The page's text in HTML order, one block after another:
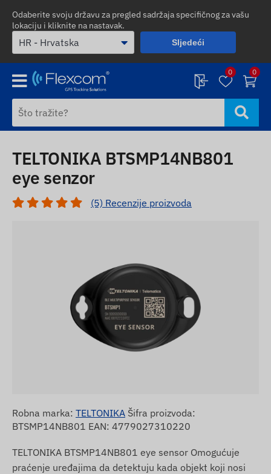
Odaberite svoju državu za pregled sadržaja specifičnog za vašu
lokaciju i kliknite na nastavak.
Sljedeći
0 0
TELTONIKA BTSMP14NB801
eye senzor
(5) Recenzije proizvoda
Robna marka: TELTONIKA Šifra proizvoda:
BTSMP14NB801 EAN: 4779027310220
TELTONIKA BTSMP14NB801 eye sensor Omogućuje
praćenje uređajima da detektuju kada objekt koji nosi